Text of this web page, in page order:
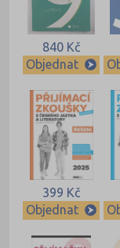
840 Kč
Objednat
399 Kč
Objednat